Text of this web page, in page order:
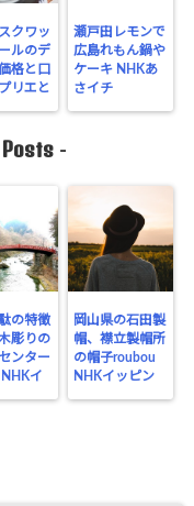
クワッ
ルのデ
格と口
リエと
瀬戸田レモンで
広島れもん鍋や
ケーキ NHKあ
さイチ
-
の特徴
彫りの
ンター
イ
岡山県の石田製
帽、襟立製帽所
の帽子roubou
NHKイッピン